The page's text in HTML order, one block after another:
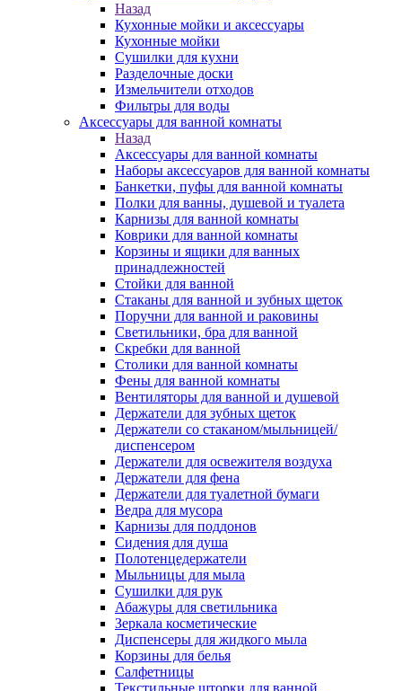
Назад
Кухонные мойки и аксессуары
Кухонные мойки
Сушилки для кухни
Разделочные доски
Измельчители отходов
Фильтры для воды
Аксессуары для ванной комнаты
Назад
Аксессуары для ванной комнаты
Наборы аксессуаров для ванной комнаты
Банкетки, пуфы для ванной комнаты
Полки для ванны, душевой и туалета
Карнизы для ванной комнаты
Коврики для ванной комнаты
Корзины и ящики для ванных
принадлежностей
Стойки для ванной
Стаканы для ванной и зубных щеток
Поручни для ванной и раковины
Светильники, бра для ванной
Скребки для ванной
Столики для ванной комнаты
Фены для ванной комнаты
Вентиляторы для ванной и душевой
Держатели для зубных щеток
Держатели со стаканом/мыльницей/
диспенсером
Держатели для освежителя воздуха
Держатели для фена
Держатели для туалетной бумаги
Ведра для мусора
Карнизы для поддонов
Сидения для душа
Полотенцедержатели
Мыльницы для мыла
Сушилки для рук
Абажуры для светильника
Зеркала косметические
Диспенсеры для жидкого мыла
Корзины для белья
Салфетницы
Текстильные шторки для ванной